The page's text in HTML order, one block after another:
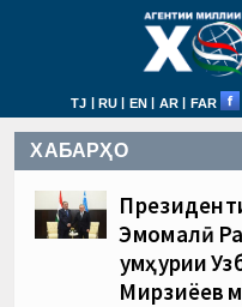
TJ | RU | EN | AR | FAR
ХАБАРҲО
Эмомалӣ
Ҷумҳурии
Мирзиёев